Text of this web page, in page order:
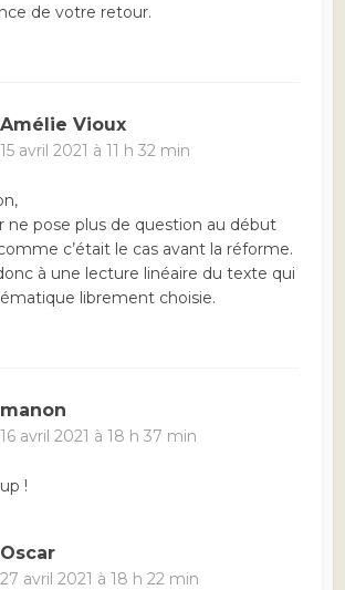
de votre retour.
Amélie Vioux
15 avril 2021 à 11 h 32 min
ne pose plus de question au début
c’était le cas avant la réforme.
à une lecture linéaire du texte qui
librement choisie.
manon
16 avril 2021 à 18 h 37 min
!
Oscar
27 avril 2021 à 18 h 22 min